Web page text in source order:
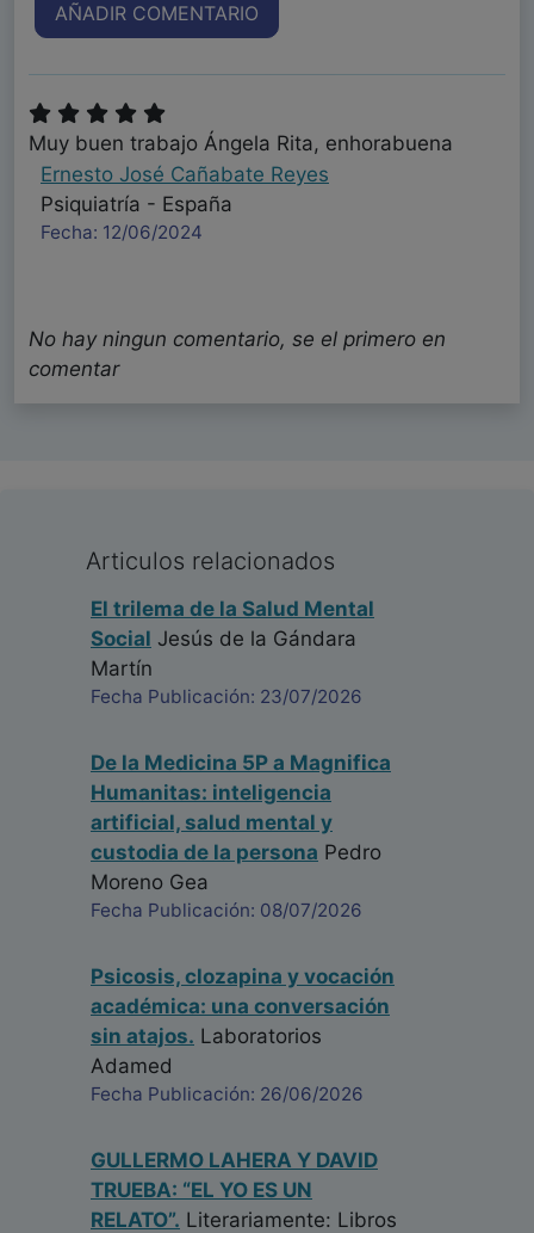
AÑADIR COMENTARIO
Muy buen trabajo Ángela Rita, enhorabuena
Ernesto José Cañabate Reyes
Psiquiatría - España
Fecha: 12/06/2024
No hay ningun comentario, se el primero en
comentar
Articulos relacionados
El trilema de la Salud Mental
Social Jesús de la Gándara
Martín
Fecha Publicación: 23/07/2026
De la Medicina 5P a Magnifica
Humanitas: inteligencia
artificial, salud mental y
custodia de la persona Pedro
Moreno Gea
Fecha Publicación: 08/07/2026
Psicosis, clozapina y vocación
académica: una conversación
sin atajos. Laboratorios
Adamed
Fecha Publicación: 26/06/2026
GULLERMO LAHERA Y DAVID
TRUEBA: “EL YO ES UN
RELATO”. Literariamente: Libros